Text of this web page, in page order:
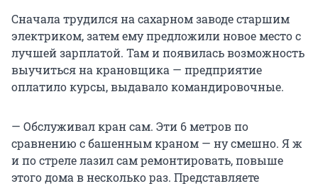
Сначала трудился на сахарном заводе старшим
электриком, затем ему предложили новое место с
лучшей зарплатой. Там и появилась возможность
выучиться на крановщика — предприятие
оплатило курсы, выдавало командировочные.
— Обслуживал кран сам. Эти 6 метров по
сравнению с башенным краном — ну смешно. Я ж
и по стреле лазил сам ремонтировать, повыше
этого дома в несколько раз. Представляете